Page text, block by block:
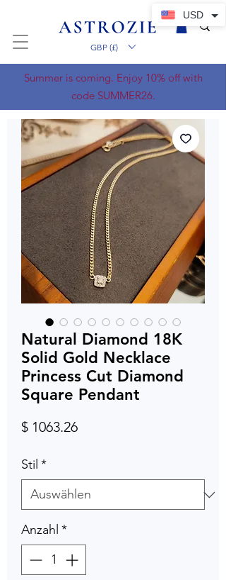
GBP (£)
Summer is coming. Enjoy 10% off with
code SUMMER26.
Natural Diamond 18K
Solid Gold Necklace
Princess Cut Diamond
Square Pendant
$ 1063.26Preis
Stil *
Anzahl *
USD